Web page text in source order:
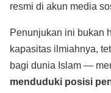
resmi di akun media
Penunjukan ini bukan
kapasitas ilmiahnya,
bagi dunia Islam —
menduduki posisi